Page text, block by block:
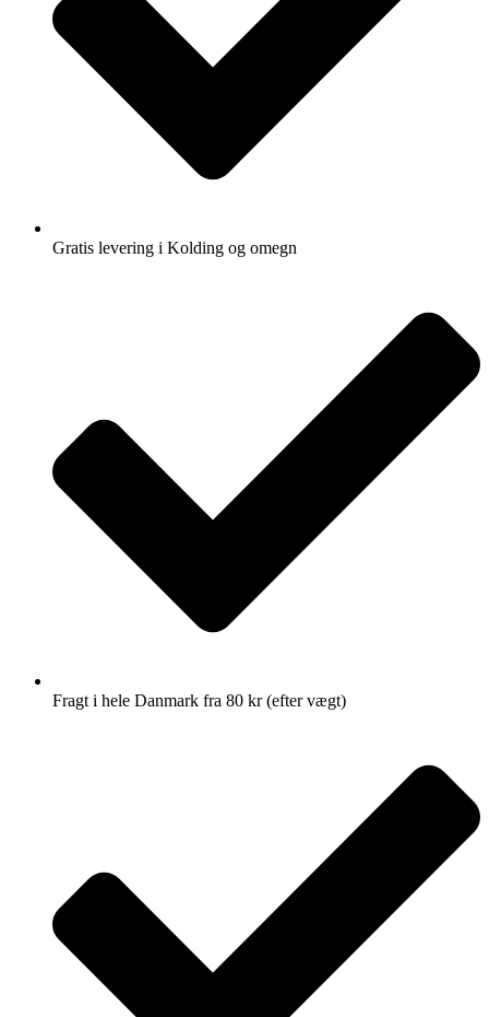
Gratis levering i Kolding og omegn
Fragt i hele Danmark fra 80 kr (efter vægt)